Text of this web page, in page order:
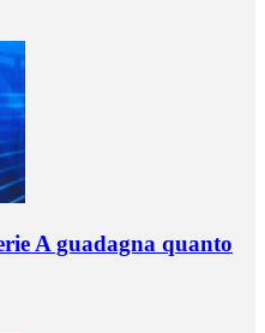
A guadagna quanto